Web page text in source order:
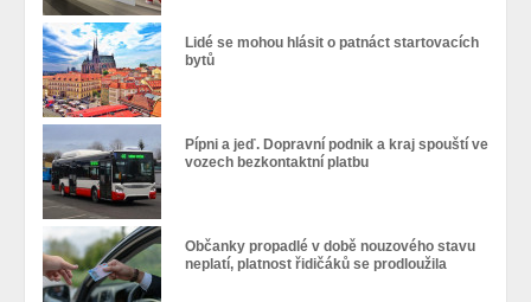
Lidé se mohou hlásit o patnáct startovacích
bytů
Pípni a jeď. Dopravní podnik a kraj spouští ve
vozech bezkontaktní platbu
Občanky propadlé v době nouzového stavu
neplatí, platnost řidičáků se prodloužila